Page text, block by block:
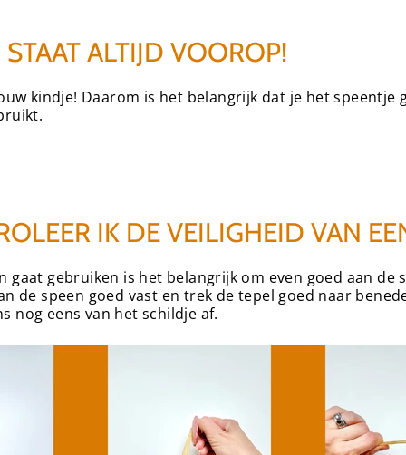
ALTIJD VOOROP!
kindje! Daarom is het belangrijk dat je het speentje
IK DE VEILIGHEID VAN
gaat gebruiken is het belangrijk om even goed aan de
de speen goed vast en trek de tepel goed naar
nog eens van het schildje af.